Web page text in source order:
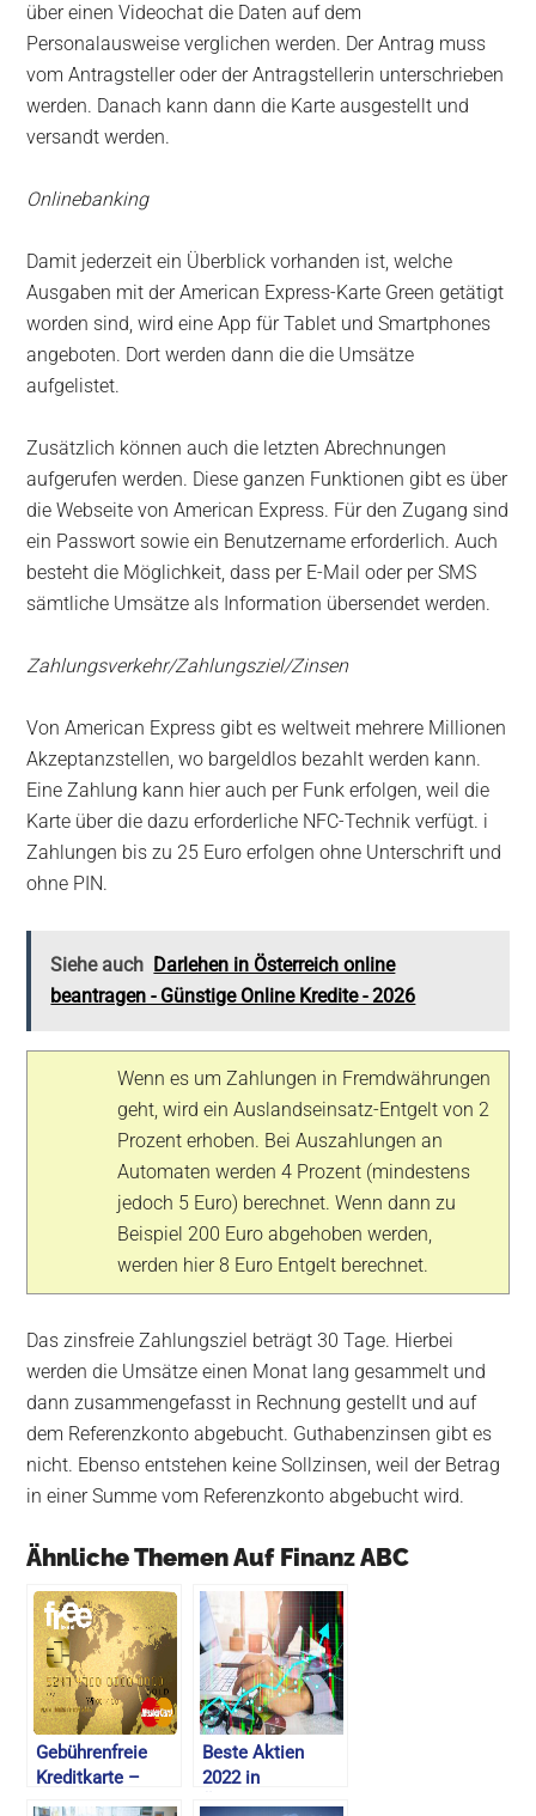
über einen Videochat die Daten auf dem
Personalausweise verglichen werden. Der Antrag muss
vom Antragsteller oder der Antragstellerin unterschrieben
werden. Danach kann dann die Karte ausgestellt und
versandt werden.
Onlinebanking
Damit jederzeit ein Überblick vorhanden ist, welche
Ausgaben mit der American Express-Karte Green getätigt
worden sind, wird eine App für Tablet und Smartphones
angeboten. Dort werden dann die die Umsätze
aufgelistet.
Zusätzlich können auch die letzten Abrechnungen
aufgerufen werden. Diese ganzen Funktionen gibt es über
die Webseite von American Express. Für den Zugang sind
ein Passwort sowie ein Benutzername erforderlich. Auch
besteht die Möglichkeit, dass per E-Mail oder per SMS
sämtliche Umsätze als Information übersendet werden.
Zahlungsverkehr/Zahlungsziel/Zinsen
Von American Express gibt es weltweit mehrere Millionen
Akzeptanzstellen, wo bargeldlos bezahlt werden kann.
Eine Zahlung kann hier auch per Funk erfolgen, weil die
Karte über die dazu erforderliche NFC-Technik verfügt. i
Zahlungen bis zu 25 Euro erfolgen ohne Unterschrift und
ohne PIN.
Siehe auch Darlehen in Österreich online
beantragen - Günstige Online Kredite - 2026
Wenn es um Zahlungen in Fremdwährungen
geht, wird ein Auslandseinsatz-Entgelt von 2
Prozent erhoben. Bei Auszahlungen an
Automaten werden 4 Prozent (mindestens
jedoch 5 Euro) berechnet. Wenn dann zu
Beispiel 200 Euro abgehoben werden,
werden hier 8 Euro Entgelt berechnet.
Das zinsfreie Zahlungsziel beträgt 30 Tage. Hierbei
werden die Umsätze einen Monat lang gesammelt und
dann zusammengefasst in Rechnung gestellt und auf
dem Referenzkonto abgebucht. Guthabenzinsen gibt es
nicht. Ebenso entstehen keine Sollzinsen, weil der Betrag
in einer Summe vom Referenzkonto abgebucht wird.
Ähnliche Themen Auf Finanz ABC
Gebührenfreie
Kreditkarte –
Advanzia Bank
Beste Aktien
2022 in
Österreich –